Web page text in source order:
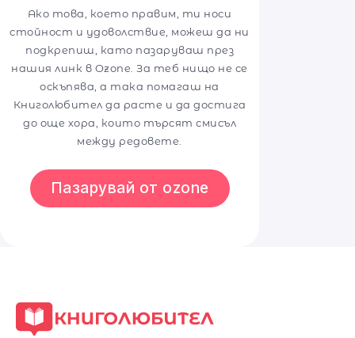
Ако това, което правим, ти носи
стойност и удоволствие, можеш да ни
подкрепиш, като пазаруваш през
нашия линк в Ozone. За теб нищо не се
оскъпява, а така помагаш на
Книголюбител да расте и да достига
до още хора, които търсят смисъл
между редовете.
Пазарувай от ozone